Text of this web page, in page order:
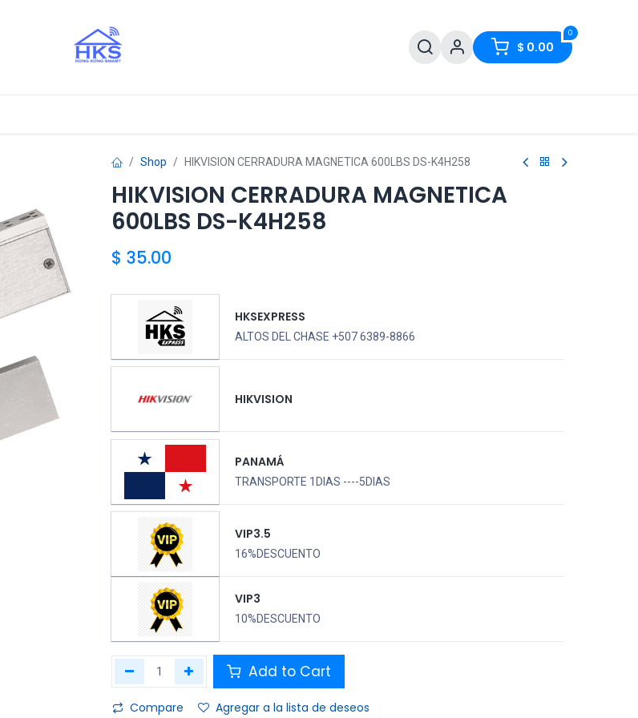
0
$ 0.00
Shop HIKVISION CERRADURA MAGNETICA 600LBS DS-K4H258
HIKVISION CERRADURA MAGNETICA
600LBS DS-K4H258
$ 35.00
HKSEXPRESS
ALTOS DEL CHASE +507 6389-8866
HIKVISION
PANAMÁ
TRANSPORTE 1DIAS ----5DIAS
VIP3.5
16%DESCUENTO
VIP3
10%DESCUENTO
Add to Cart
Compare Agregar a la lista de deseos